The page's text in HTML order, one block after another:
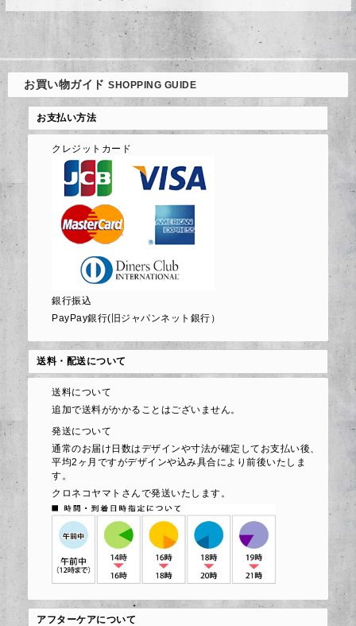
お買い物ガイド SHOPPING GUIDE
お支払い方法
クレジットカード
銀行振込
PayPay銀行(旧ジャパンネット銀行）
送料・配送について
送料について
追加で送料がかかることはございません。
発送について
通常のお届け日数はデザインや寸法が確定してお支払い後、
平均2ヶ月ですがデザインや込み具合により前後いたしま
す。
クロネコヤマトさんで発送いたします。
アフターケアについて